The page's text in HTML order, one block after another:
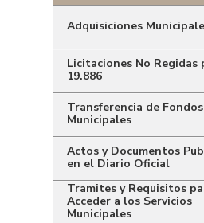
Adquisiciones
Licitaciones No Regidas
19.886
Transferencia de Fondos
Municipales
Actos y Documentos
en el Diario Oficial
Tramites y Requisitos
Acceder a los Servicios
Municipales